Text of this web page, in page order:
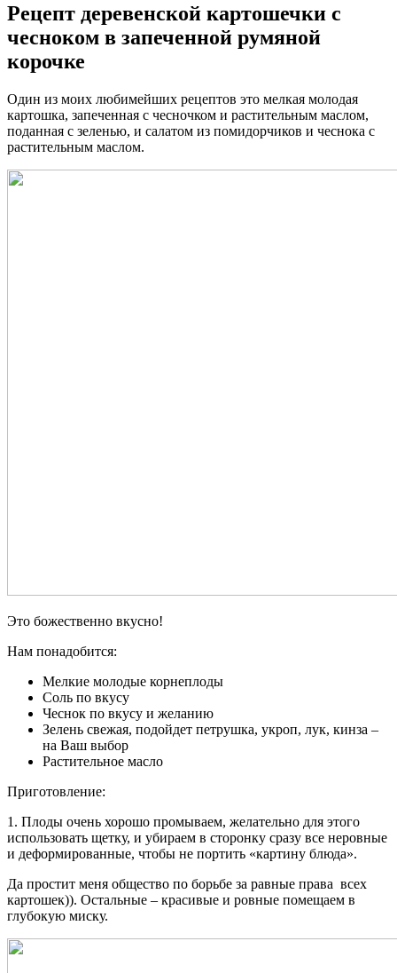
Рецепт деревенской картошечки с
чесноком в запеченной румяной
корочке
Один из моих любимейших рецептов это мелкая молодая
картошка, запеченная с чесночком и растительным маслом,
поданная с зеленью, и салатом из помидорчиков и чеснока с
растительным маслом.
Это божественно вкусно!
Нам понадобится:
Мелкие молодые корнеплоды
Соль по вкусу
Чеснок по вкусу и желанию
Зелень свежая, подойдет петрушка, укроп, лук, кинза –
на Ваш выбор
Растительное масло
Приготовление:
1. Плоды очень хорошо промываем, желательно для этого
использовать щетку, и убираем в сторонку сразу все неровные
и деформированные, чтобы не портить «картину блюда».
Да простит меня общество по борьбе за равные права всех
картошек)). Остальные – красивые и ровные помещаем в
глубокую миску.